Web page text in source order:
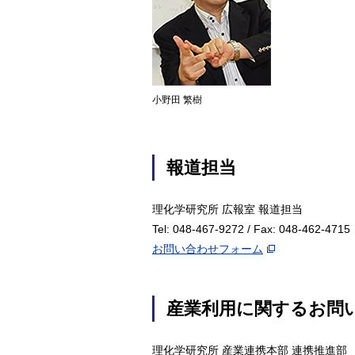
小野田 繁樹
報道担当
理化学研究所 広報室 報道担当
Tel: 048-467-9272 / Fax: 048-462-4715
お問い合わせフォーム
産業利用に関するお問
理化学研究所 産業連携本部 連携推進部